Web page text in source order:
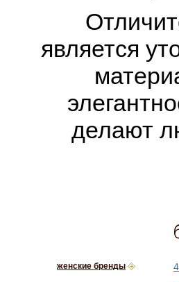
является
делают
женские бренды